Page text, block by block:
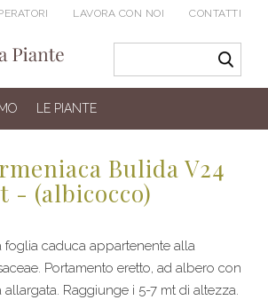
LAVORA CON NOI CONTATTI
LE PIANTE
Bulida V24
- (albicocco)
foglia caduca appartenente alla
Portamento eretto, ad albero con
Raggiunge i 5-7 mt di altezza.